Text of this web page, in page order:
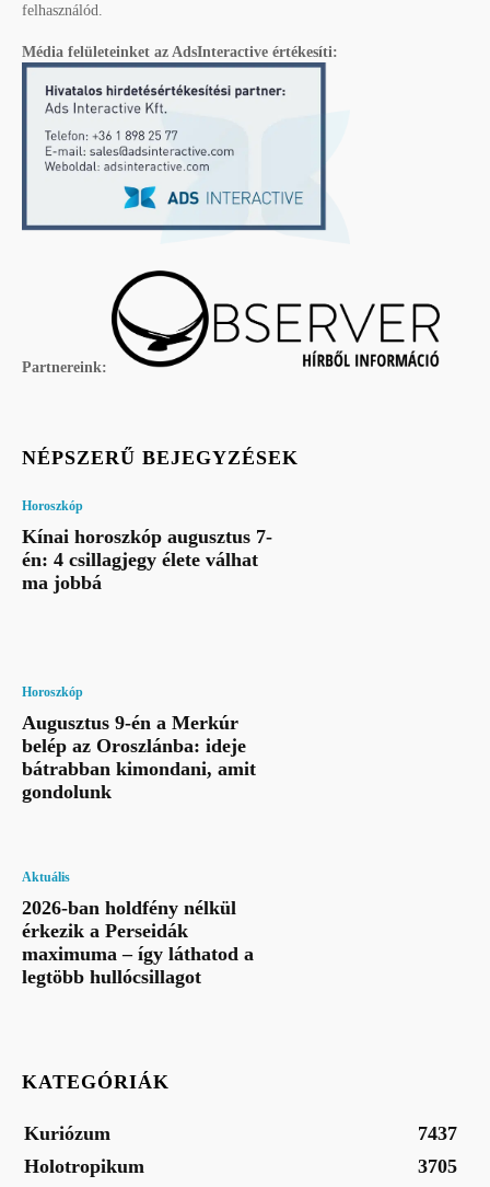
felhasználód.
Média felületeinket az AdsInteractive értékesíti:
Partnereink:
NÉPSZERŰ BEJEGYZÉSEK
Horoszkóp
Kínai horoszkóp augusztus 7-
én: 4 csillagjegy élete válhat
ma jobbá
Horoszkóp
Augusztus 9-én a Merkúr
belép az Oroszlánba: ideje
bátrabban kimondani, amit
gondolunk
Aktuális
2026-ban holdfény nélkül
érkezik a Perseidák
maximuma – így láthatod a
legtöbb hullócsillagot
KATEGÓRIÁK
Kuriózum
7437
Holotropikum
3705